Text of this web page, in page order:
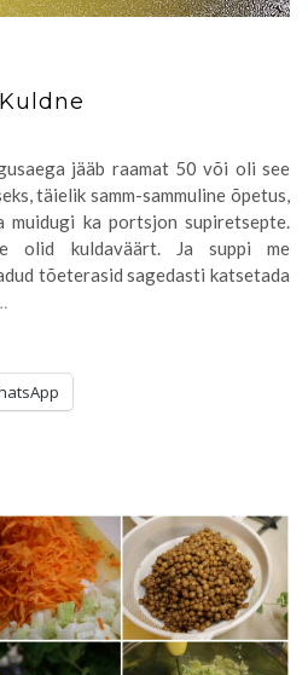
jääb raamat 50 või oli see
täielik samm-sammuline õpetus,
muidugi ka portsjon supiretsepte.
olid kuldaväärt. Ja suppi me
tõeterasid sagedasti katsetada